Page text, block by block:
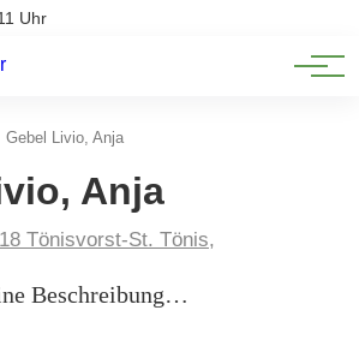
Uhr
Gebel Livio, Anja
Anja
Tönisvorst-St. Tönis,
Beschreibung…